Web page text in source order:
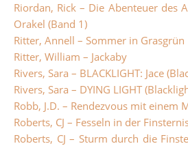
Riordan, Rick – Die Abenteuer des
Orakel (Band 1)
Ritter, Annell – Sommer in Grasgrün
Ritter, William – Jackaby
Rivers, Sara – BLACKLIGHT: Jace
Rivers, Sara – DYING LIGHT
Robb, J.D. – Rendezvous mit einem
Roberts, CJ – Fesseln in der
Roberts, CJ – Sturm durch die